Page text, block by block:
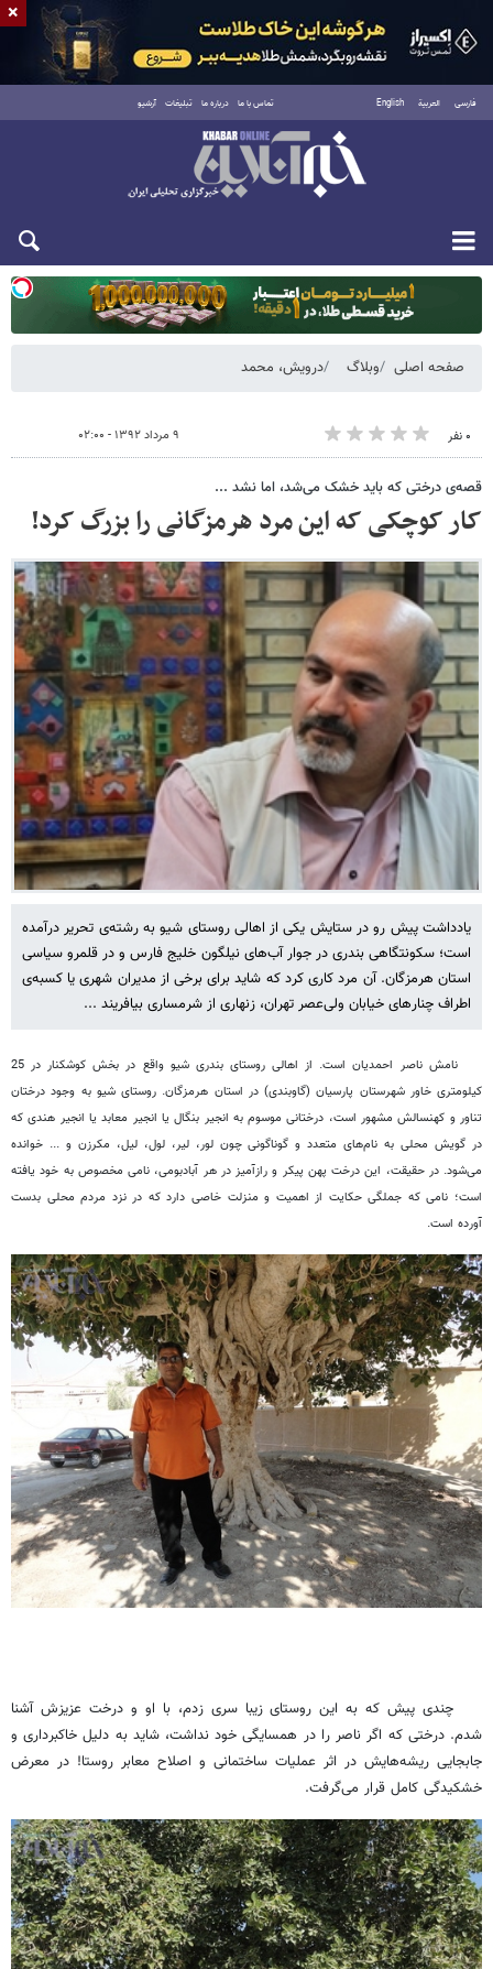
فارسی العربية English تماس با ما درباره ما تبلیغات آرشیو
یکشنبه ۱۸ مرداد ۱۴۰۵
صفحه اصلی وبلاگ درویش، محمد
۰ نفر ۹ مرداد ۱۳۹۲ - ۰۲:۰۰
قصه‌ی درختی که باید خشک می‌شد، اما نشد ...
کار کوچکی که این مرد هرمزگانی را بزرگ کرد!
یادداشت پیش رو در ستایش یکی از اهالی روستای شیو به رشته‌ی تحریر درآمده
است؛ سکونتگاهی بندری در جوار آب‌های نیلگون خلیج فارس و در قلمرو سیاسی
استان هرمزگان. آن مرد کاری کرد که شاید برای برخی از مدیران شهری یا کسبه‌ی
اطراف چنارهای خیابان ولی‌عصر تهران، زنهاری از شرمساری بیافریند ...
نامش ناصر احمدیان است. از اهالی روستای بندری شیو واقع در بخش کوشکنار در 25
کیلومتری خاور شهرستان پارسیان (گاوبندی) در استان هرمزگان. روستای شیو به وجود درختان
تناور و کهنسالش مشهور است، درختانی موسوم به انجیر بنگال یا انجیر معابد یا انجیر هندی که
در گویش محلی به نام‌های متعدد و گوناگونی چون لور، لیر، لول، لیل، مکرزن و ... خوانده
می‌شود. در حقیقت، این درخت پهن پیکر و رازآمیز در هر آبادبومی، نامی مخصوص به خود یافته
است؛ نامی که جملگی حکایت از اهمیت و منزلت خاصی دارد که در نزد مردم محلی بدست
آورده است.
چندی پیش که به این روستای زیبا سری زدم، با او و درخت عزیزش آشنا
شدم. درختی که اگر ناصر را در همسایگی خود نداشت، شاید به دلیل خاکبرداری و
جابجایی ریشه‌هایش در اثر عملیات ساختمانی و اصلاح معابر روستا! در معرض
خشکیدگی کامل قرار می‌گرفت.
×